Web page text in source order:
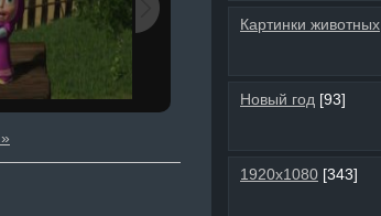
Картинки животных
Новый год [93]
1920х1080 [343]